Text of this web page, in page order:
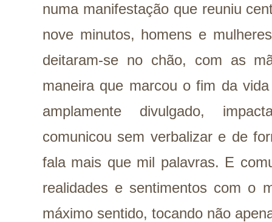
numa manifestação que reuniu
nove minutos, homens e
deitaram-se no chão, com as
maneira que marcou o fim da
amplamente divulgado,
comunicou sem verbalizar e de
fala mais que mil palavras. E
realidades e sentimentos com o
máximo sentido, tocando não